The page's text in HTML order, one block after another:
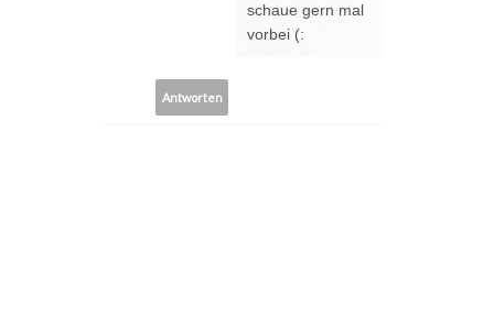
schaue gern mal
vorbei (:
Antworten